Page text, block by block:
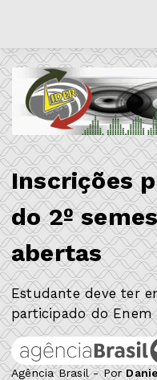
Inscrições
do 2º
abertas
Estudante deve ter
participado do Enem
Agência Brasil - Por